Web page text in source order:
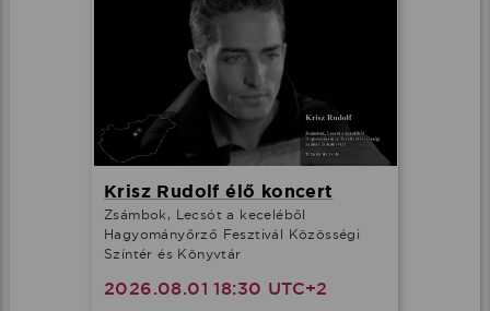
Krisz Rudolf élő koncert
Zsámbok, Lecsót a keceléből
Hagyományőrző Fesztivál Közösségi
Színtér és Könyvtár
2026.08.01 18:30 UTC+2